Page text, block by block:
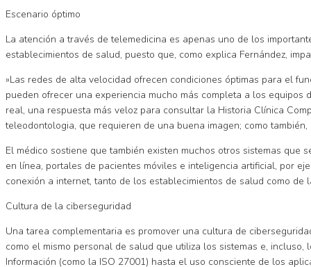
Escenario óptimo
La atención a través de telemedicina es apenas uno de los
establecimientos de salud, puesto que, como explica Fernández,
»Las redes de alta velocidad ofrecen condiciones óptimas para el
pueden ofrecer una experiencia mucho más completa a los
real, una respuesta más veloz para consultar la Historia Clínica
teleodontologia, que requieren de una buena imagen; como
El médico sostiene que también existen muchos otros sistemas
en línea, portales de pacientes móviles e inteligencia artificial, por
conexión a internet, tanto de los establecimientos de salud como de
Cultura de la ciberseguridad
Una tarea complementaria es promover una cultura de
como el mismo personal de salud que utiliza los sistemas e,
Información (como la ISO 27001) hasta el uso consciente de los